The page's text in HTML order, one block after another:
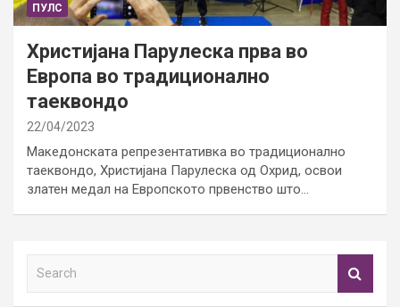
ПУЛС
Христијана Парулеска прва во
Европа во традиционално
таеквондо
22/04/2023
Македонската репрезентативка во традиционално
таеквондо, Христијана Парулеска од Охрид, освои
златен медал на Европското првенство што…